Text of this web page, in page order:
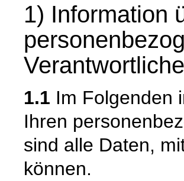
1) Information
1.1 Im Folgenden
Ihren
sind alle Daten,
können.